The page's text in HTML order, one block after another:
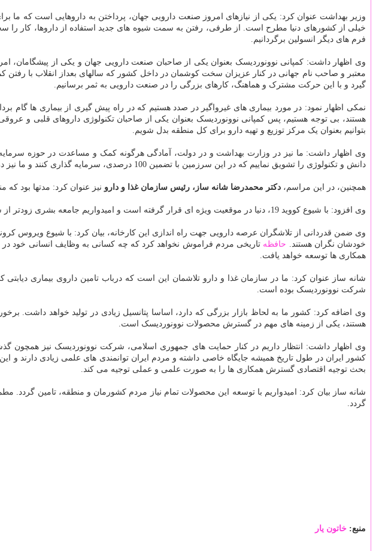
وزیر بهداشت عنوان کرد: یکی از نیازهای امروز صنعت دارویی جهان، پرداختن به داروهایی است که ما
خیلی از کشورهای دنیا مطرح است. از طرفی، رفتن به سمت شیوه های جدید استفاده از داروها، کار را
فرم های دیگر انسولین برگردانیم.
وی اظهار داشت: کمپانی نوونوردیسک بعنوان یکی از صاحبان صنعت دارویی جهان و یکی از پیشگامان،
گیرد و با این حرکت مشترک و هماهنگ، کارهای بزرگی را در صنعت دارویی به ثمر برسانیم.
نمکی اظهار نمود: در مورد بیماری های غیرواگیر در صدد هستیم که در راه پیش گیری از بیماری ها گام
هستند، بی توجه هستیم، پس کمپانی نوونوردیسک بعنوان یکی از صاحبان تکنولوژی داروهای قلبی و
بتوانیم بعنوان یک مرکز توزیع و تهیه دارو برای کل منطقه بدل شویم.
وی اظهار داشت: ما نیز در وزارت بهداشت و در دولت، آمادگی هرگونه کمک و مساعدت در حوزه
دانش و تکنولوژی را تشویق نماییم که در این سرزمین با تضمین 100 درصدی، سرمایه گذاری کنند و ما نیز در عرصه دارو گام های بزرگتری برداریم.
همچنین، در این مراسم، دکتر محمدرضا شانه ساز، رئیس سازمان غذا و دارو نیز عنوان کرد: مدتها بود
وی افزود: با شیوع کووید 19، دنیا در موقعیت ویژه ای قرار گرفته است و امیدواریم جامعه بشری زودتر از شر این ویروس منحوس نجات پیدا کند و مشابه شرایط پیش از کرونا شویم.
وی ضمن قدردانی از تلاشگران عرصه دارویی جهت راه اندازی این کارخانه، بیان کرد: با شیوع ویروس
خودشان نگران هستند. حافظه تاریخی مردم فراموش نخواهد کرد که چه کسانی به وظایف انسانی خود در
همکاری ها توسعه خواهد یافت.
شانه ساز عنوان کرد: ما در سازمان غذا و دارو تلاشمان این است که درباب تامین داروی بیماری
شرکت نوونوردیسک بوده است.
وی اضافه کرد: کشور ما به لحاظ بازار بزرگی که دارد، اساسا پتانسیل زیادی در تولید خواهد
هستند، یکی از زمینه های مهم در گسترش محصولات نوونوردیسک است.
وی اظهار داشت: انتظار داریم در کنار حمایت های جمهوری اسلامی، شرکت نوونوردیسک نیز همچون
کشور ایران در طول تاریخ همیشه جایگاه خاصی داشته و مردم ایران توانمندی های علمی زیادی دارند و
بحث توجیه اقتصادی گسترش همکاری ها را به صورت علمی و عملی توجیه می کند.
شانه ساز بیان کرد: امیدواریم با توسعه این محصولات تمام نیاز مردم کشورمان و منطقه، تامین گردد.
گردد.
منبع: خاتون یار